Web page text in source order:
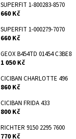
SUPERFIT 1-800283-8570
660 Kč
SUPERFIT 1-000279-7070
660 Kč
GEOX B454TD 01454 C3BE8
1 050 Kč
CICIBAN CHARLOTTE 496
860 Kč
CICIBAN FRIDA 433
800 Kč
RICHTER 9150 2295 7600
770 Kč